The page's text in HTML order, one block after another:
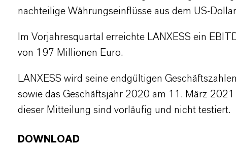
nachteilige Währungseinflüsse aus dem US-
Im Vorjahresquartal erreichte LANXESS ein
von 197 Millionen Euro.
LANXESS wird seine endgültigen
sowie das Geschäftsjahr 2020 am 11. März
dieser Mitteilung sind vorläufig und nicht testiert.
DOWNLOAD